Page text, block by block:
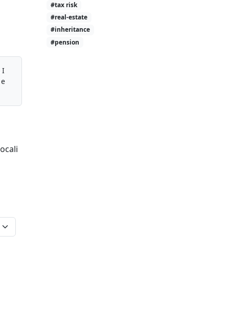
I
#tax risk
#real-estate
#inheritance
#pension